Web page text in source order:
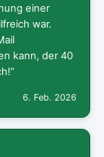
einer
war.
kann, der 40
6. Feb. 2026